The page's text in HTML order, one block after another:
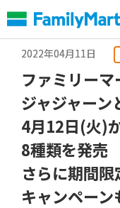
文
へ
2022年04月11日
ファミリー
ジャジャーン
4月12日(火)
8種類を発売
さらに期間
キャンペーン